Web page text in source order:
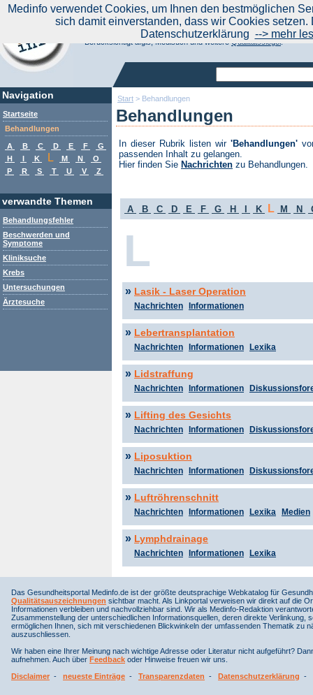
Start > Behandlungen
Behandlungen
In dieser Rubrik listen wir'Behandlungen'
passenden Inhalt zu gelangen.
Hier finden Sie Nachrichten zu Behandlungen.
A B C D E F G H I K L M N
L
» Lasik - Laser Operation
Nachrichten Informationen
» Lebertransplantation
Nachrichten Informationen Lexika
» Lidstraffung
Nachrichten Informationen
» Lifting des Gesichts
Nachrichten Informationen
» Liposuktion
Nachrichten Informationen
» Luftröhrenschnitt
Nachrichten Informationen Lexika Medien
» Lymphdrainage
Nachrichten Informationen Lexika
Navigation
Startseite
Behandlungen
A B C D E F
G
H
I K L M N
O
P
R S T U V Z
verwandte Themen
Behandlungsfehler
Beschwerden und
Symptome
Kliniksuche
Krebs
Untersuchungen
Ärztesuche
Aktuelle Nachrichten|
Suchen Sie noch oder Finden Sie schon?
Medinfo.de - Meta-Portal für Gesundheitsthemen
Berücksichtigt afgis, Medisuch und weitereQualitätssiegel.
Das Gesundheitsportal Medinfo.de ist der größte deutsprachige Webkatalog für
Qualitätsauszeichnungen sichtbar macht. Als Linkportal verweisen wir direkt auf die
Informationen verbleiben und nachvollziehbar sind. Wir als Medinfo-Redaktion
Zusammenstellung der unterschiedlichen Informationsquellen, deren direkte
ermöglichen Ihnen, sich mit verschiedenen Blickwinkeln der umfassenden Thematik
auszuschliessen.
Wir haben eine Ihrer Meinung nach wichtige Adresse oder Literatur nicht aufgeführt?
aufnehmen. Auch über Feedback oder Hinweise freuen wir uns.
Disclaimer - neueste Einträge - Transparenzdaten - Datenschutzerklärung -
Medinfo verwendet Cookies, um Ihnen den bestmöglichen
sich damit einverstanden, dass wir Cookies
Datenschutzerklärung --> mehr